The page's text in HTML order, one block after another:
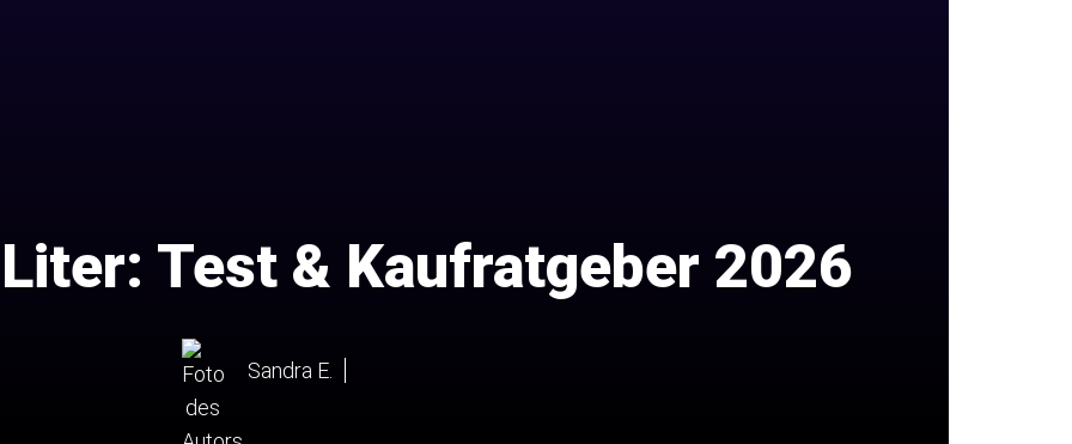
Test & Kaufratgeber 2026
Sandra E.